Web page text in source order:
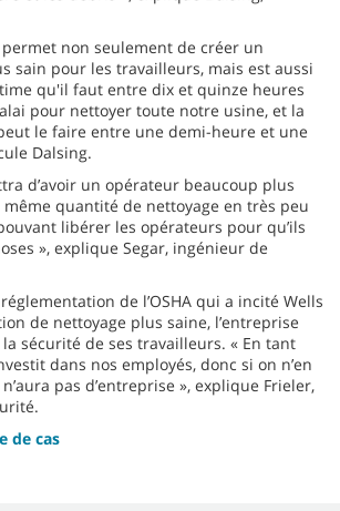
permet non seulement de créer un
sain pour les travailleurs, mais est aussi
qu'il faut entre dix et quinze heures
pour nettoyer toute notre usine, et la
le faire entre une demi-heure et une
Dalsing.
d’avoir un opérateur beaucoup plus
quantité de nettoyage en très peu
libérer les opérateurs pour qu’ils
», explique Segar, ingénieur de
de l’OSHA qui a incité Wells
de nettoyage plus saine, l’entreprise
la sécurité de ses travailleurs. « En tant
dans nos employés, donc si on n’en
pas d’entreprise », explique Frieler,
de cas